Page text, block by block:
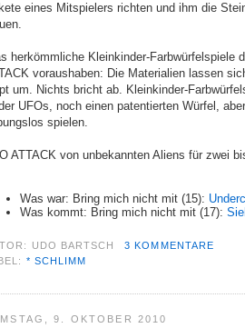
eines Mitspielers richten und ihm die
herkömmliche Kleinkinder-Farbwürfelspiele
voraushaben: Die Materialien lassen
um. Nichts bricht ab. Kleinkinder-
UFOs, noch einen patentierten Würfel,
spielen.
ATTACK von unbekannten Aliens für zwei
Was war: Bring mich nicht mit (15):
Was kommt: Bring mich nicht mit (17):
UDO BARTSCH
3 KOMMENTARE
* SCHLIMM
9. OKTOBER 2010